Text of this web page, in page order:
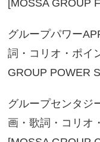
[MOSSA GROUP
グループパワー
詞・コリオ・ポイ
GROUP POWER
グループセンタジ
画・歌詞・コリオ